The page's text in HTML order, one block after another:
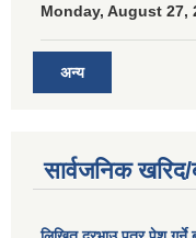
Monday, August 27,
अन्य
सार्वजनिक